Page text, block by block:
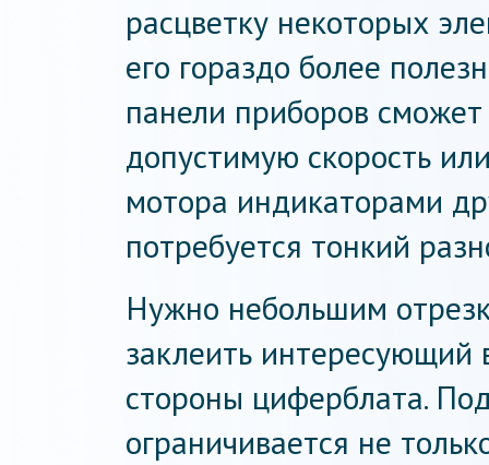
расцветку некоторых
его гораздо более
панели приборов
допустимую скорость
мотора индикаторами
потребуется тонкий
Нужно небольшим
заклеить интересующий
стороны циферблата.
ограничивается не